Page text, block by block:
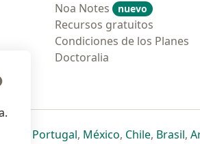
Noa Notes
nuevo
Recursos gratuitos
Condiciones de los Planes
Doctoralia
pestaña
abre en una nueva pestaña
se abre en una nueva pestaña
Portugalse abre en una nueva
, Méxicose abre en una
, Chilese abre
, Brasilse
,